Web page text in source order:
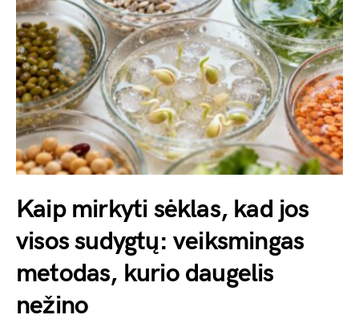
Kaip mirkyti sėklas, kad jos
visos sudygtų: veiksmingas
metodas, kurio daugelis
nežino